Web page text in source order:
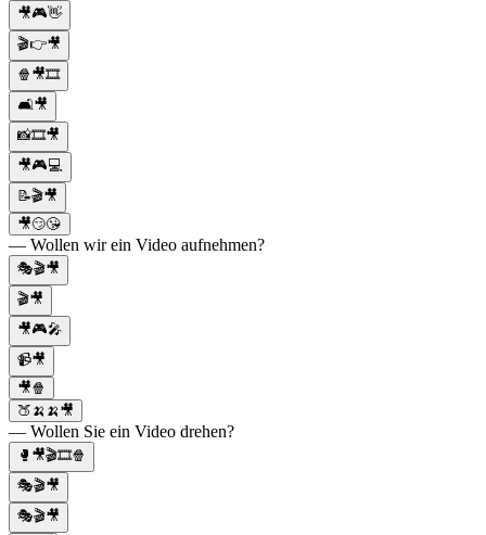
🎥🎮👋
🎬👉🎥
🍿🎥🎞️
🛋️🎥
📸🎞️🎥
🎥🎮💻
📝🎬🎥
🎥😏😘
— Wollen wir ein Video aufnehmen?
🎭🎬🎥
🎬🎥
🎥🎮🎤
📹🎥
🎥🍿
🍑🍌🍌🎥
— Wollen Sie ein Video drehen?
🥊🎥🎬🎞️🍿
🎭🎬🎥
🎭🎬🎥